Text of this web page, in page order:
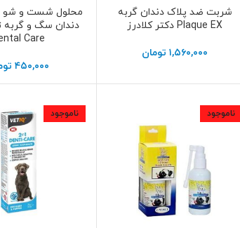
اطلاعات بیشتر
شربت ضد پلاک دندان گربه
Plaque EX دکتر کلادرز
۱,۵۶۰,۰۰۰ تومان
اطلاعات بیشتر
محلول شست و شو و
دندان سگ و
Care
۴۵۰,۰۰۰
ناموجود ناموجود